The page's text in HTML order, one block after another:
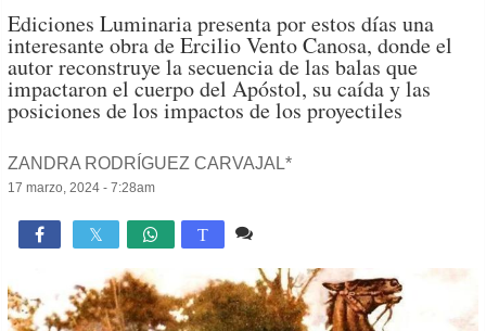
Ediciones Luminaria presenta por estos días una
interesante obra de Ercilio Vento Canosa, donde el
autor reconstruye la secuencia de las balas que
impactaron el cuerpo del Apóstol, su caída y las
posiciones de los impactos de los proyectiles
ZANDRA RODRÍGUEZ CARVAJAL*
17 marzo, 2024 - 7:28am
 T